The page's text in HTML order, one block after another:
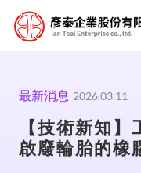
最新消息 2026.03.11
【技術新知
啟廢輪胎的橡